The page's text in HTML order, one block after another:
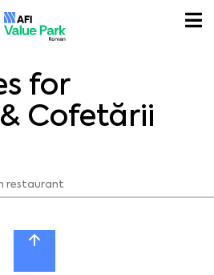
for
Cofetării